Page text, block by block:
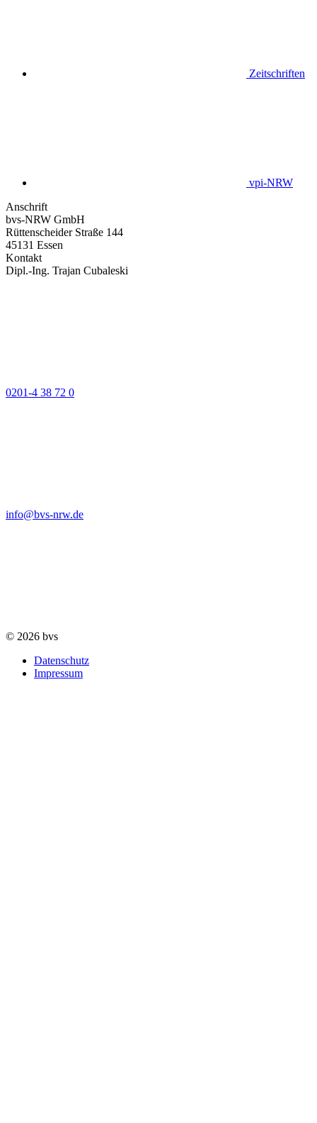
Zeitschriften
vpi-NRW
Anschrift
bvs-NRW GmbH
Rüttenscheider Straße 144
45131 Essen
Kontakt
Dipl.-Ing. Trajan Cubaleski
0201-4 38 72 0
info@bvs-nrw.de
© 2026 bvs
Datenschutz
Impressum